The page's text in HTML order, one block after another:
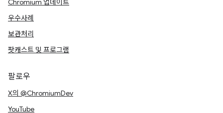
Chromium 업데이트
우수사례
보관처리
팟캐스트 및 프로그램
팔로우
X의 @ChromiumDev
YouTube